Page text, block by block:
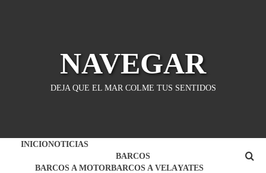
NAVEGAR
DEJA QUE EL MAR COLME TUS SENTIDOS
INICIONOTICIAS
BARCOS
BARCOS A MOTORBARCOS A VELAYATES